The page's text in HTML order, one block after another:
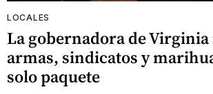
LOCALES
La gobernadora de
armas, sindicatos y
solo paquete